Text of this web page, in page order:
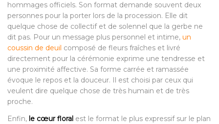
hommages officiels. Son format demande souvent deux
personnes pour la porter lors de la procession. Elle dit
quelque chose de collectif et de solennel que la gerbe ne
dit pas. Pour un message plus personnel et intime, un
coussin de deuil composé de fleurs fraîches et livré
directement pour la cérémonie exprime une tendresse et
une proximité affective. Sa forme carrée et ramassée
évoque le repos et la douceur. Il est choisi par ceux qui
veulent dire quelque chose de très humain et de très
proche.
Enfin, le cœur floral est le format le plus expressif sur le plan